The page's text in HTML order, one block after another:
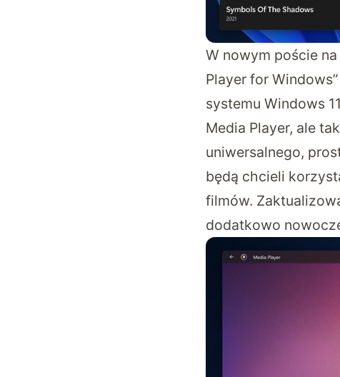
W nowym poście
Player for
systemu Windows
Media Player, ale
uniwersalnego,
będą chcieli
filmów.
dodatkowo